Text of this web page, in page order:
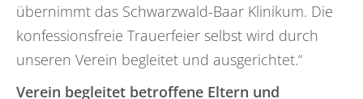
übernimmt das Schwarzwald-Baar Klinikum. Die
konfessionsfreie Trauerfeier selbst wird durch
unseren Verein begleitet und ausgerichtet.“
Verein begleitet betroffene Eltern und